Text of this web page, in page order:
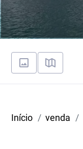
Início venda